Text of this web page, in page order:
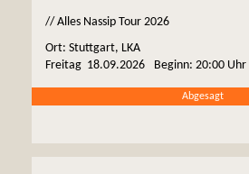
// Alles Nassip Tour 2026
Ort: Stuttgart, LKA
Freitag 18.09.2026 Beginn: 20:00 Uhr
Abgesagt